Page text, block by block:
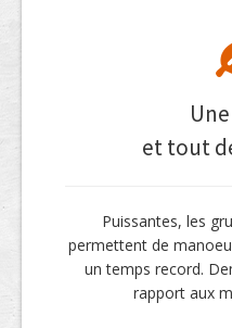
et tout
Puissantes, les
permettent de
un temps record.
rapport aux